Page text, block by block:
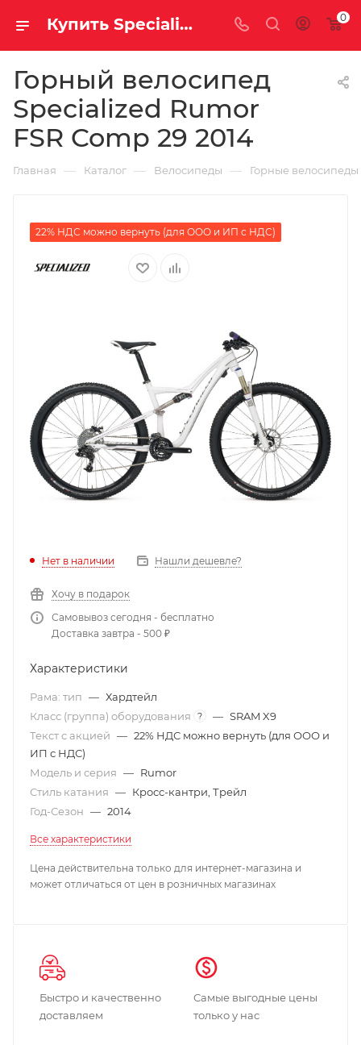
Купить Specialized Rumor FSR Comp 29 2014 за рублей, а со скидкой 0
Горный велосипед
Specialized Rumor
FSR Comp 29 2014
Главная — Каталог — Велосипеды — Горные велосипеды
22% НДС можно вернуть (для ООО и ИП с НДС)
Нет в наличии Нашли дешевле?
Хочу в подарок
Самовывоз сегодня - бесплатно
Доставка завтра - 500 ₽
Характеристики
Рама: тип — Хардтейл
Класс (группа) оборудования
? — SRAM X9
Текст с акцией — 22% НДС можно вернуть (для ООО и
ИП с НДС)
Модель и серия — Rumor
Стиль катания — Кросс-кантри, Трейл
Год-Сезон — 2014
Все характеристики
Цена действительна только для интернет-магазина и
может отличаться от цен в розничных магазинах
Быстро и качественно
доставляем
Самые выгодные цены
только у нас